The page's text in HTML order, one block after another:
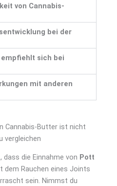
von Cannabis-
bei der
sich bei
mit anderen
Cannabis-Butter ist nicht
vergleichen
dass die Einnahme von Pott
dem Rauchen eines Joints
sein. Nimmst du